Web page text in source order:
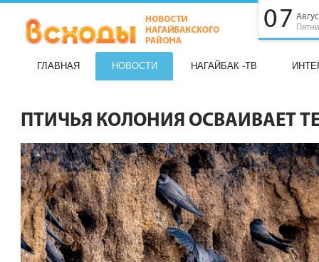
07
ГЛАВНАЯ НОВОСТИ НАГАЙБАК -ТВ
ПТИЧЬЯ КОЛОНИЯ ОСВАИВАЕТ